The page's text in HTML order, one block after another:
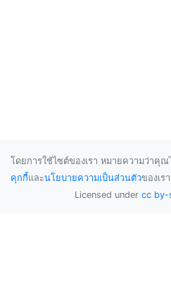
โดยการใช้ไซต์ของเรา หมายความว่าคุณ
คุกกี้และนโยบายความเป็นส่วนตัวของเร
Licensed under cc by-